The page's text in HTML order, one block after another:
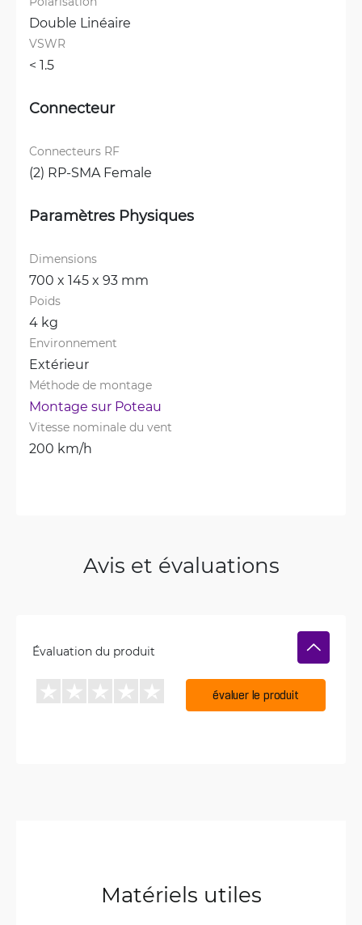
Double Linéaire
VSWR
< 1.5
Connecteur
Connecteurs RF
(2) RP-SMA Female
Paramètres Physiques
Dimensions
700 x 145 x 93 mm
Poids
4 kg
Environnement
Extérieur
Méthode de montage
Montage sur Poteau
Vitesse nominale du vent
200 km/h
Avis et évaluations
Évaluation du produit
évaluer le produit
Matériels utiles